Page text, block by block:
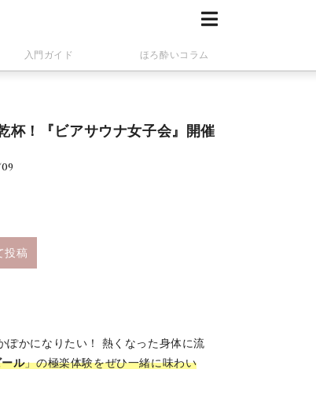
入門ガイド ほろ酔いコラム
杯！『ビアサウナ女子会』開催
投稿
ぽかになりたい！ 熱くなった身体に流
ル」の極楽体験をぜひ一緒に味わい